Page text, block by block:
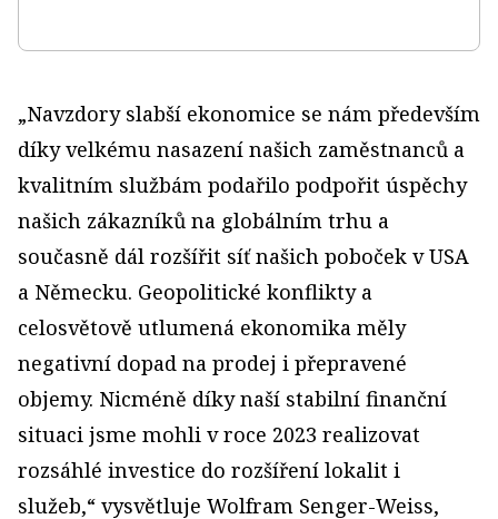
„Navzdory slabší ekonomice se nám především
díky velkému nasazení našich zaměstnanců a
kvalitním službám podařilo podpořit úspěchy
našich zákazníků na globálním trhu a
současně dál rozšířit síť našich poboček v USA
a Německu. Geopolitické konflikty a
celosvětově utlumená ekonomika měly
negativní dopad na prodej i přepravené
objemy. Nicméně díky naší stabilní finanční
situaci jsme mohli v roce 2023 realizovat
rozsáhlé investice do rozšíření lokalit i
služeb,“ vysvětluje Wolfram Senger-Weiss,